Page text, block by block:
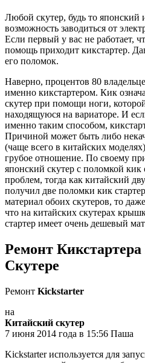
Любой скутер, будь то японский
возможность заводиться от
Если первый у вас не работает,
помощь приходит кикстартер.
его поломок.
Наверно, процентов 80
именно кикстартером. Кик
скутер при помощи ноги,
находящуюся на вариаторе. И
именно таким способом,
Причиной может быть либо
(чаще всего в китайских
грубое отношение. По своему
японский скутер с поломкой кик
проблем, тогда как китайский
получил две поломки кик
материал обоих скутеров, то
что на китайских скутерах
стартер имеет очень дешевый
Ремонт
Скутере
Ремонт Kickstarter
на
Китайский скутер
7 июня 2014 года в 15:56 Паша
Kickstarter используется для